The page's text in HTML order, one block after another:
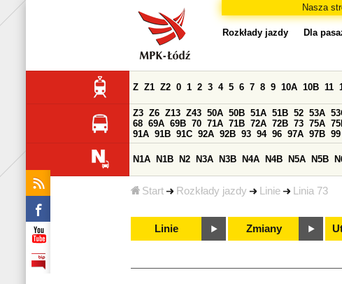
Nasza
Start Rozkłady jazdy Linie Linia 73
Rozkłady jazdy Dla
Z Z1 Z2 0 1 2 3 4 5 6 7 8 9 10A 10B 11
Z3 Z6 Z13 Z43 50A 50B 51A 51B 52 53A
68 69A 69B 70 71A 71B 72A 72B 73 75A
91A 91B 91C 92A 92B 93 94 96 97A 97B 99
N1A N1B N2 N3A N3B N4A N4B N5A N5B
Linie Zmiany